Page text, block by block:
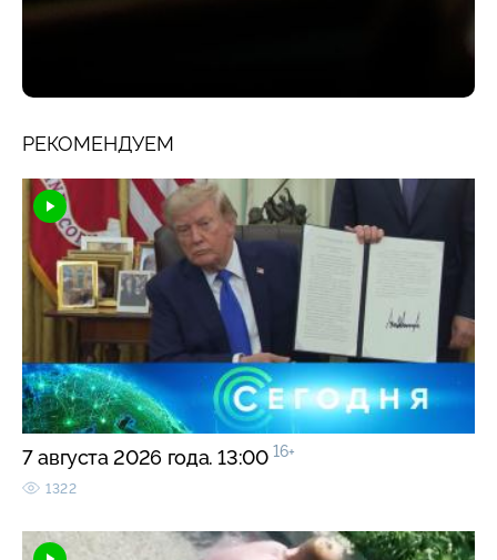
РЕКОМЕНДУЕМ
7 августа 2026 года. 13:00 16+
1322